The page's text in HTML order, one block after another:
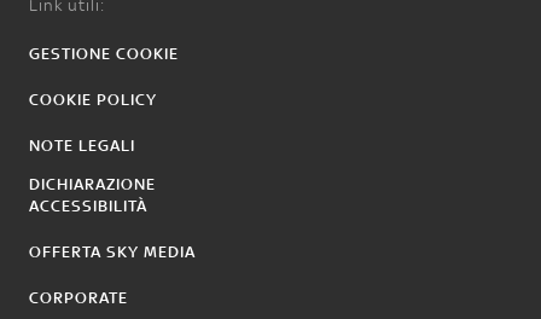
Link utili:
GESTIONE COOKIE
COOKIE POLICY
NOTE LEGALI
DICHIARAZIONE
ACCESSIBILITÀ
OFFERTA SKY MEDIA
CORPORATE